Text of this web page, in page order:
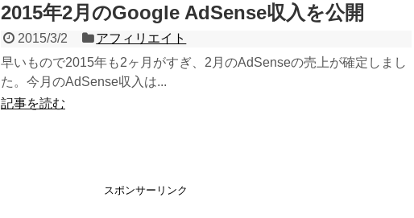
2015年2月のGoogle AdSense収入を公開
2015/3/2
アフィリエイト
早いもので2015年も2ヶ月がすぎ、2月のAdSenseの売上が確定しまし
た。今月のAdSense収入は...
記事を読む
スポンサーリンク